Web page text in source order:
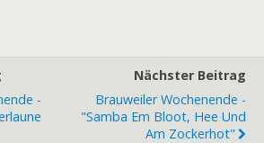
-
Nächster Beitrag
Brauweiler Wochenende -
"Samba Em Bloot, Hee Und
Am Zockerhot"